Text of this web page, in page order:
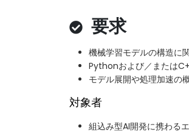
要求
機械学習モデルの構造に
Pythonおよび／または
モデル展開や処理加速の
対象者
組込み型AI開発に携わる